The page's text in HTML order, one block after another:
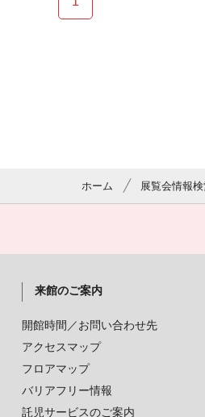
ホーム 展覧会情報
来館のご案内
開館時間／お問い合わせ先
アクセスマップ
フロアマップ
バリアフリー情報
託児サービスのご案内